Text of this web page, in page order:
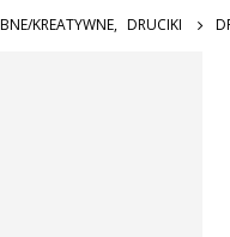
KREATYWNE, DRUCIKI